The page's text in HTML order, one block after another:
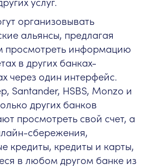
организовывать
альянсы, предлагая
просмотреть информацию
в других банках-
через один интерфейс.
Santander, HSBS, Monzo и
других банков
просмотреть свой счет, а
сбережения,
кредиты, кредиты и карты,
в любом другом банке из